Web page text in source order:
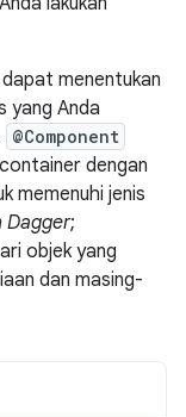
dapat menentukan
yang Anda
@Component
dengan
memenuhi jenis
Dagger;
objek yang
dan masing-